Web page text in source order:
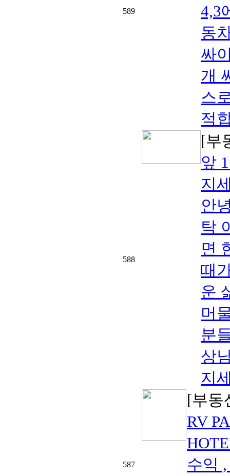
589
4,3
동
싸
개
스
적
588
[부
앞
지
안
탁
면
때
운
머
분
상
지
587
[부
RV
수익